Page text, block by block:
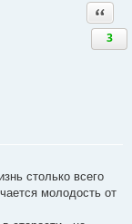
3
столько всего
молодость от